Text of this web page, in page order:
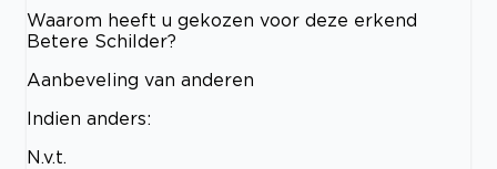
Waarom heeft u gekozen voor deze erkend
Betere Schilder?
Aanbeveling van anderen
Indien anders:
N.v.t.